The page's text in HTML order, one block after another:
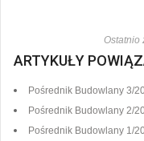
Ostatnio
ARTYKUŁY
Pośrednik Budowlany 3/
Pośrednik Budowlany 2/
Pośrednik Budowlany 1/